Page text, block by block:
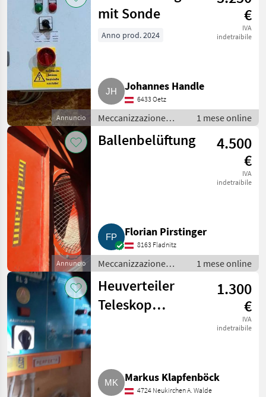
Annuncio
mit Sonde
€
IVA
indetraibile
Anno prod. 2024
Johannes Handle
6433 Oetz
Meccanizzazione
interna / Fienagione
1 mese online
Annuncio
Ballenbelüftung
4.500
€
IVA
indetraibile
Florian Pirstinger
8163 Fladnitz
Meccanizzazione
interna / Fienagione
1 mese online
Heuverteiler
Teleskop
1.300
€
IVA
indetraibile
Markus Klapfenböck
4724 Neukirchen A. Walde